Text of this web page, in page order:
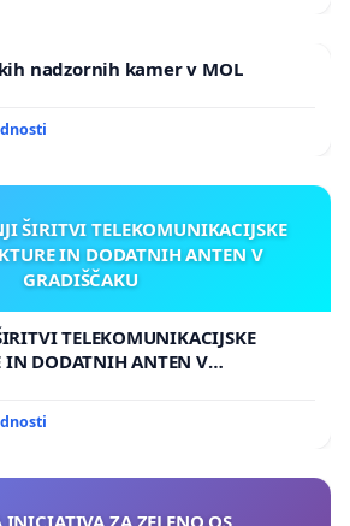
nadzornih kamer v MOL
ŠIRITVI TELEKOMUNIKACIJSKE
IN DODATNIH ANTEN V
GRADIŠČAKU
TELEKOMUNIKACIJSKE
IN DODATNIH ANTEN V